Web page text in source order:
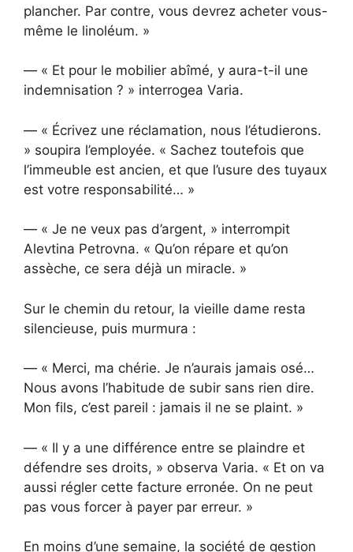
plancher. Par contre, vous devrez acheter vous-
même le linoléum. »
— « Et pour le mobilier abîmé, y aura-t-il une
indemnisation ? » interrogea Varia.
— « Écrivez une réclamation, nous l’étudierons.
» soupira l’employée. « Sachez toutefois que
l’immeuble est ancien, et que l’usure des tuyaux
est votre responsabilité… »
— « Je ne veux pas d’argent, » interrompit
Alevtina Petrovna. « Qu’on répare et qu’on
assèche, ce sera déjà un miracle. »
Sur le chemin du retour, la vieille dame resta
silencieuse, puis murmura :
— « Merci, ma chérie. Je n’aurais jamais osé…
Nous avons l’habitude de subir sans rien dire.
Mon fils, c’est pareil : jamais il ne se plaint. »
— « Il y a une différence entre se plaindre et
défendre ses droits, » observa Varia. « Et on va
aussi régler cette facture erronée. On ne peut
pas vous forcer à payer par erreur. »
En moins d’une semaine, la société de gestion